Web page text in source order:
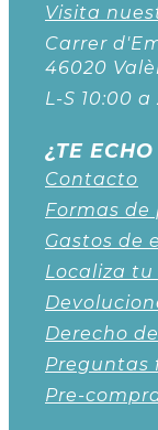
Visita
Carrer
46020
L-S 10:00 a
¿TE
Contacto
Formas de
Gastos de
Localiza
Derecho
Preguntas
Pre-